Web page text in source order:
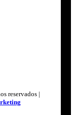
reservados |